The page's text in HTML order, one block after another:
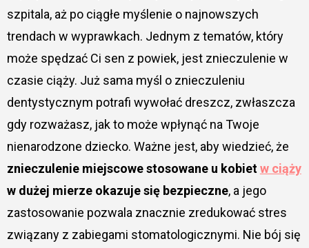
szpitala, aż po ciągłe myślenie o najnowszych
trendach w wyprawkach. Jednym z tematów, który
może spędzać Ci sen z powiek, jest znieczulenie w
czasie ciąży. Już sama myśl o znieczuleniu
dentystycznym potrafi wywołać dreszcz, zwłaszcza
gdy rozważasz, jak to może wpłynąć na Twoje
nienarodzone dziecko. Ważne jest, aby wiedzieć, że
znieczulenie miejscowe stosowane u kobietw ciąży
w dużej mierze okazuje się bezpieczne, a jego
zastosowanie pozwala znacznie zredukować stres
związany z zabiegami stomatologicznymi. Nie bój się